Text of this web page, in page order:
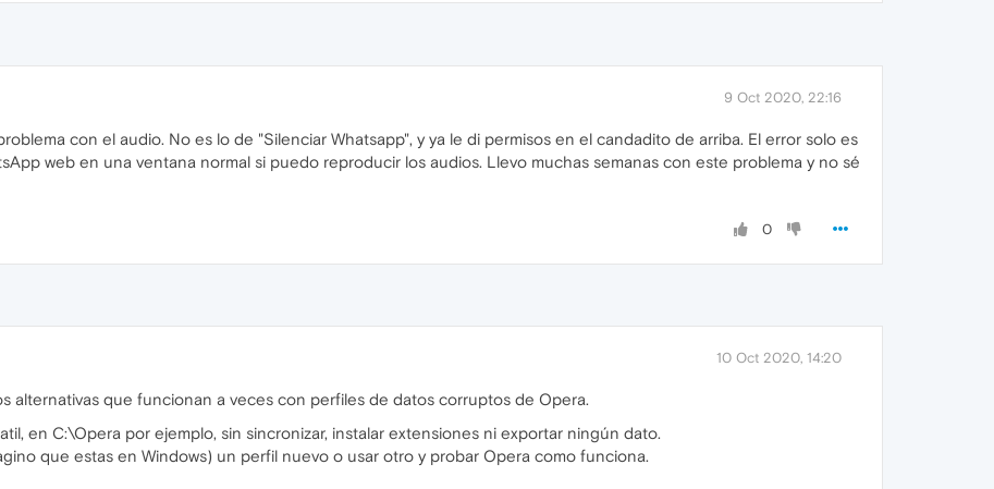
9 Oct 2020, 22:16
con el audio. No es lo de "Silenciar Whatsapp", y ya le di permisos en el candadito de arriba. El error solo es
web en una ventana normal si puedo reproducir los audios. Llevo muchas semanas con este problema y no sé
0
10 Oct 2020, 14:20
alternativas que funcionan a veces con perfiles de datos corruptos de Opera.
en C:\Opera por ejemplo, sin sincronizar, instalar extensiones ni exportar ningún dato.
que estas en Windows) un perfil nuevo o usar otro y probar Opera como funciona.